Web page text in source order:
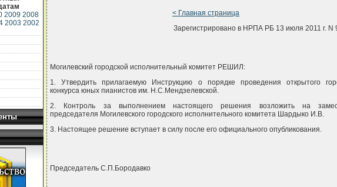
2009 2008
2003 2002
< Главная страница
Зарегистрировано в НРПА РБ 13 июля 2011 г. N
Могилевский городской исполнительный комитет РЕШИЛ:
1. Утвердить прилагаемую Инструкцию о порядке проведения открытого
конкурса юных пианистов им. Н.С.Мендзелевской.
2. Контроль за выполнением настоящего решения возложить на
председателя Могилевского городского исполнительного комитета Шардыко И.В.
3. Настоящее решение вступает в силу после его официального опубликования.
Председатель С.П.Бородавко